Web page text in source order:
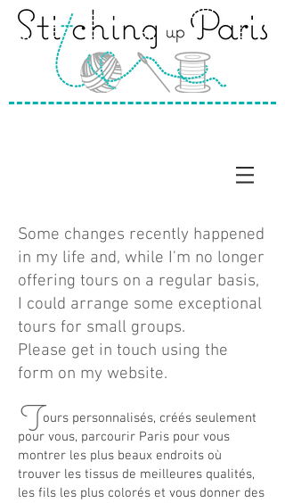
Some changes recently happened
in my life and, while I'm no longer
offering tours on a regular basis,
I could arrange some exceptional
tours for small groups.
Please get in touch using the
form on my website.
ours personnalisés, créés seulement
pour vous, parcourir Paris pour vous
montrer les plus beaux endroits où
trouver les tissus de meilleures qualités,
les fils les plus colorés et vous donner des
T